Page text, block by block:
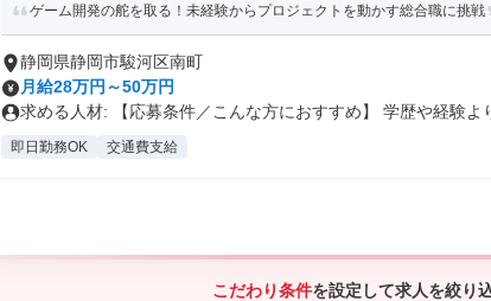
ゲーム開発の舵を取る！未経験からプロジェクトを動かす総合職に挑戦
静岡県静岡市駿河区南町
月給28万円～50万円
求める人材: 【応募条件／こんな方におすすめ】 学歴や経験よ
即日勤務OK 交通費支給
こだわり条件を設定して求人を絞り